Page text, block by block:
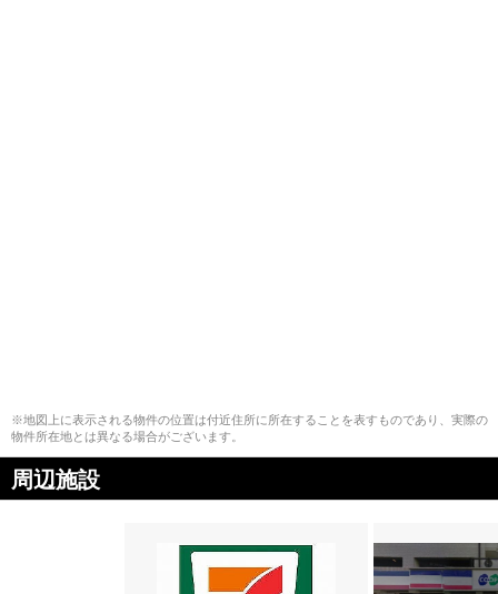
※地図上に表示される物件の位置は付近住所に所在することを表すものであり、実際の
物件所在地とは異なる場合がございます。
周辺施設